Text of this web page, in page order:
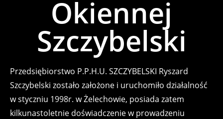
Okiennej
Szczybelski
Przedsiębiorstwo P.P.H.U. SZCZYBELSKI Ryszard
Szczybelski zostało założone i uruchomiło działalność
w styczniu 1998r. w Żelechowie, posiada zatem
kilkunastoletnie doświadczenie w prowadzeniu